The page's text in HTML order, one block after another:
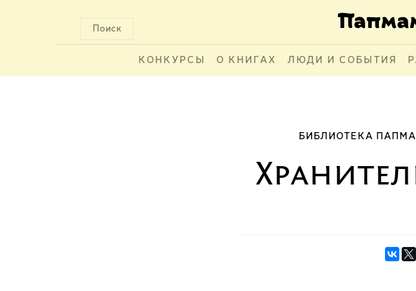
Поиск
КОНКУРСЫ О КНИГАХ ЛЮДИ И СОБЫТИЯ
БИБЛИОТЕКА